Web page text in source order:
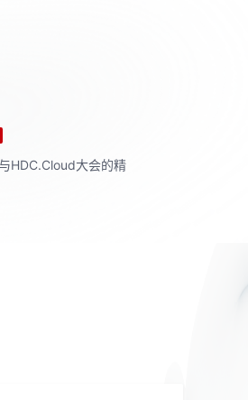
HDC.Cloud大会的精